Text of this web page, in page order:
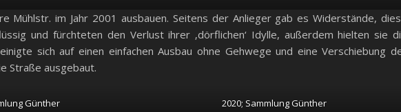
Mühlstr. im Jahr 2001 ausbauen. Seitens der Anlieger gab es Widerstände,
und fürchteten den Verlust ihrer ‚dörflichen‘ Idylle, außerdem hielten sie
sich auf einen einfachen Ausbau ohne Gehwege und eine Verschiebung
Straße ausgebaut.
Günther 2020; Sammlung Günther